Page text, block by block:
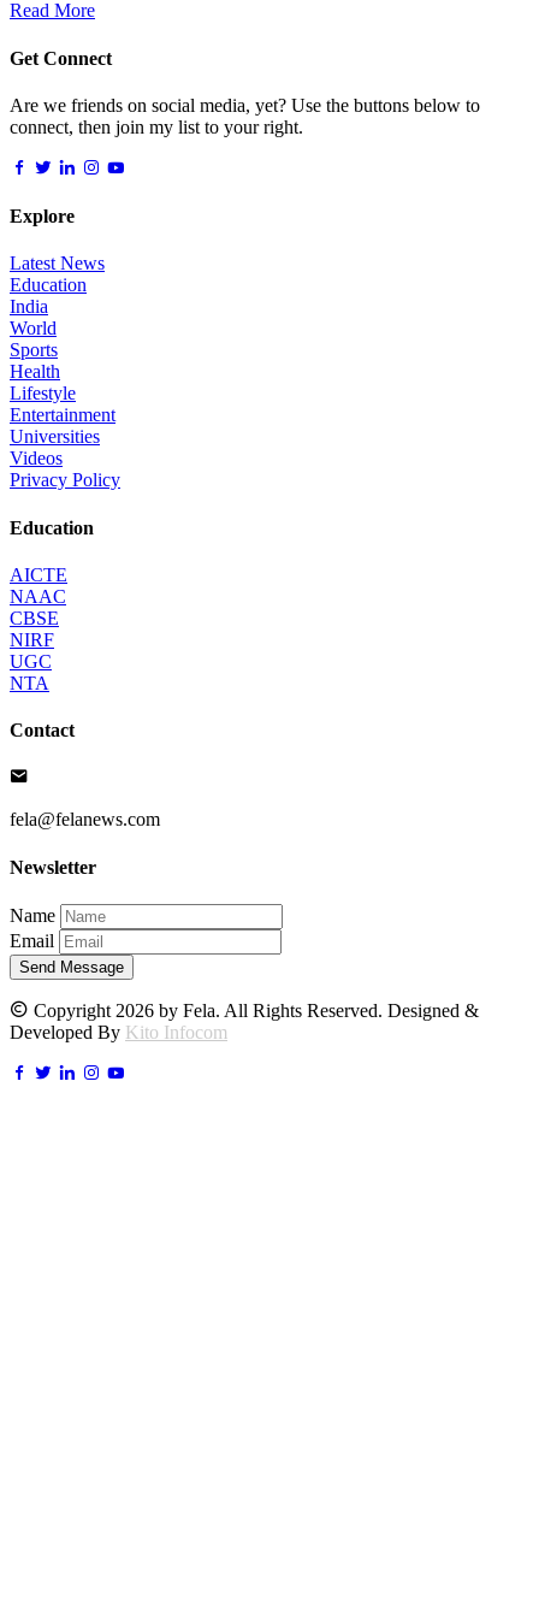
Read More
Get Connect
Are we friends on social media, yet? Use the buttons below to
connect, then join my list to your right.
Explore
Latest News
Education
India
World
Sports
Health
Lifestyle
Entertainment
Universities
Videos
Privacy Policy
Education
AICTE
NAAC
CBSE
NIRF
UGC
NTA
Contact
fela@felanews.com
Newsletter
Name
Email
Send Message
Copyright 2026 by Fela. All Rights Reserved. Designed &
Developed By Kito Infocom